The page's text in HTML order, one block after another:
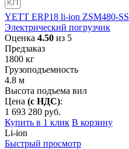
YETT ERP18 li-ion ZSM480-SS
Электрический погрузчик
Оценка 4.50 из 5
Предзаказ
1800 кг
Грузоподъемность
4.8 м
Высота подъема вил
Цена (с НДС):
1 693 280 руб.
Купить в 1 клик В корзину
Li-ion
Быстрый просмотр